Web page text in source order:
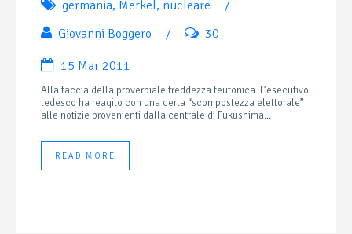
germania, Merkel, nucleare
/
Giovanni Boggero
/ 30
15 Mar 2011
Alla faccia della proverbiale freddezza teutonica. L’esecutivo
tedesco ha reagito con una certa “scompostezza elettorale”
alle notizie provenienti dalla centrale di Fukushima...
READ MORE